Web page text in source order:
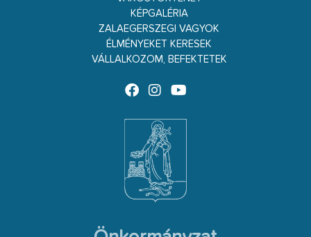
KÉPGALÉRIA
ZALAEGERSZEGI VAGYOK
ÉLMÉNYEKET KERESEK
VÁLLALKOZOM, BEFEKTETEK